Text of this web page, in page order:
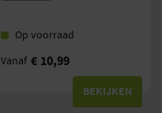
Op voorraad
Vanaf € 10,99
BEKIJKEN